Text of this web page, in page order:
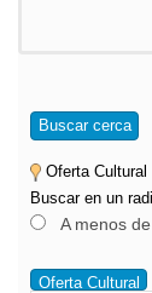
Buscar cerca
Oferta Cultural
Buscar en un
A menos de
Oferta Cultural